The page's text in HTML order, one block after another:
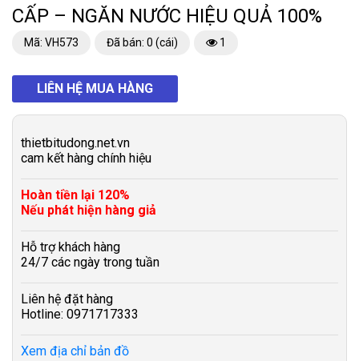
CẤP – NGĂN NƯỚC HIỆU QUẢ 100%
Mã: VH573 Đã bán: 0 (cái) 1
LIÊN HỆ MUA HÀNG
thietbitudong.net.vn
cam kết hàng chính hiệu
Hoàn tiền lại 120%
Nếu phát hiện hàng giả
Hỗ trợ khách hàng
24/7 các ngày trong tuần
Liên hệ đặt hàng
Hotline: 0971717333
Xem địa chỉ bản đồ